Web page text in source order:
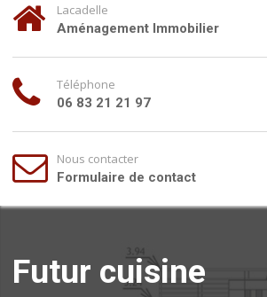
Lacadelle
Aménagement Immobilier
Téléphone
06 83 21 21 97
Nous contacter
Formulaire de contact
Futur cuisine